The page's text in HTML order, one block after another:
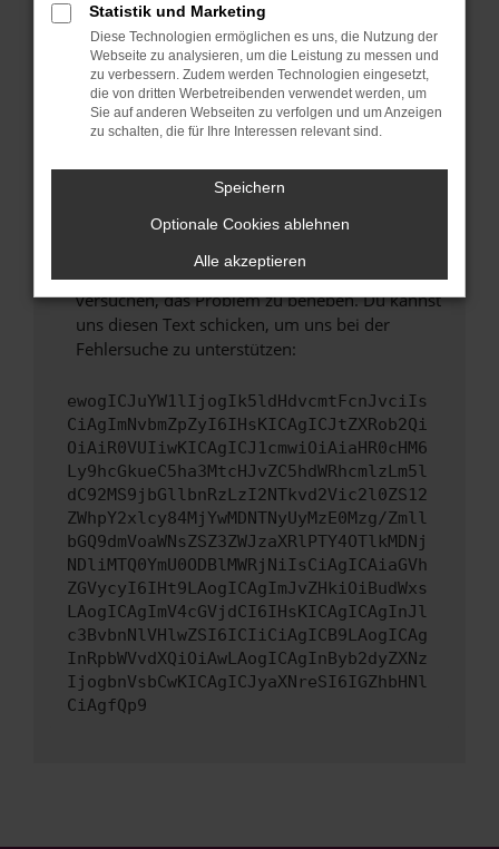
Probleme zu beheben.
Stelle sicher, dass dein Browser und dein
Betriebssystem auf dem neuesten Stand
sind.
Veraltete Software birgt nicht nur ein
Sicherheitsrisiko, sondern kann auch dazu
führen, dass bestimmte Funktionen nicht mehr
unterstützt werden.
Wende dich an den Webseitenbetreiber.
Wenn du alle oben genannten Schritte versucht
hast, kontaktiere uns bitte. Wir werden
versuchen, das Problem zu beheben. Du kannst
uns diesen Text schicken, um uns bei der
Fehlersuche zu unterstützen:
ewogICJuYW1lIjogIk5ldHdvcmtFcnJvciIs
CiAgImNvbmZpZyI6IHsKICAgICJtZXRob2Qi
OiAiR0VUIiwKICAgICJ1cmwiOiAiaHR0cHM6
Ly9hcGkueC5ha3MtcHJvZC5hdWRhcmlzLm5l
dC92MS9jbGllbnRzLzI2NTkvd2Vic2l0ZS12
ZWhpY2xlcy84MjYwMDNTNyUyMzE0Mzg/Zmll
bGQ9dmVoaWNsZSZ3ZWJzaXRlPTY4OTlkMDNj
NDliMTQ0YmU0ODBlMWRjNiIsCiAgICAiaGVh
ZGVycyI6IHt9LAogICAgImJvZHkiOiBudWxs
LAogICAgImV4cGVjdCI6IHsKICAgICAgInJl
c3BvbnNlVHlwZSI6ICIiCiAgICB9LAogICAg
InRpbWVvdXQiOiAwLAogICAgInByb2dyZXNz
IjogbnVsbCwKICAgICJyaXNreSI6IGZhbHNl
CiAgfQp9
Statistik und Marketing
Diese Technologien ermöglichen es uns, die Nutzung der
Webseite zu analysieren, um die Leistung zu messen und
zu verbessern. Zudem werden Technologien eingesetzt,
die von dritten Werbetreibenden verwendet werden, um
Sie auf anderen Webseiten zu verfolgen und um Anzeigen
zu schalten, die für Ihre Interessen relevant sind.
Speichern
Optionale Cookies ablehnen
Alle akzeptieren